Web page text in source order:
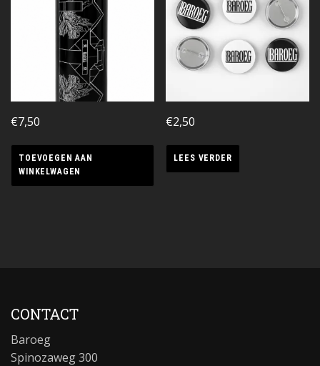
€7,50
TOEVOEGEN AAN
WINKELWAGEN
€2,50
LEES VERDER
CONTACT
Baroeg
Spinozaweg 300